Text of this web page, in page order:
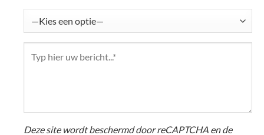
Deze site wordt beschermd door reCAPTCHA en de